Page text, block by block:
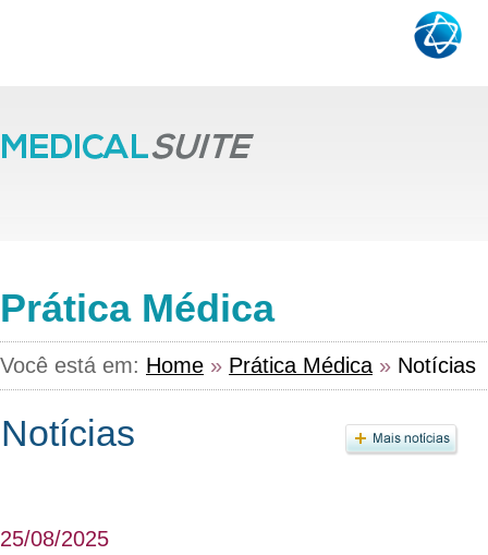
Prática Médica
Você está em: Home » Prática Médica » Notícias
25/08/2025